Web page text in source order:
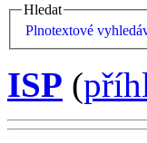
Hledat
Plnotextové
ISP (